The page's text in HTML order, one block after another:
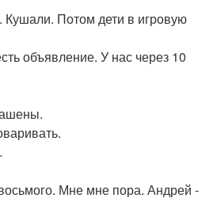
Кушали. Потом дети в игровую
объявление. У нас через 10
Мне мне пора. Андрей -